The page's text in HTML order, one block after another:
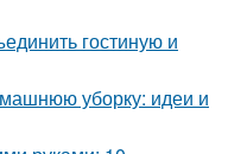
гостиную и
уборку: идеи и